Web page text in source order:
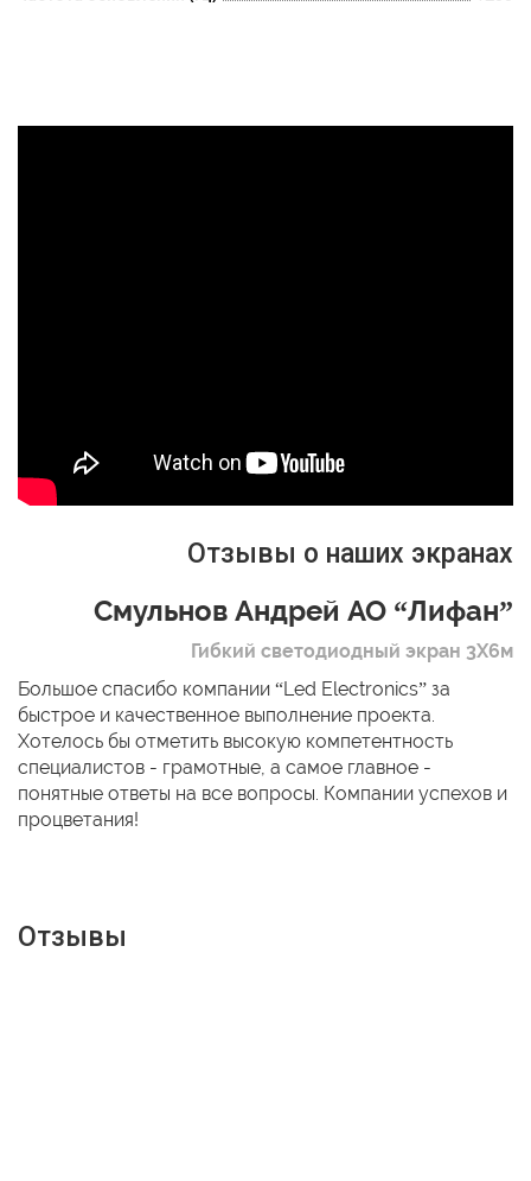
Отзывы о наших экранах
Смульнов Андрей АО “Лифан”
Гибкий светодиодный экран 3Х6м
Большое спасибо компании “Led Electronics” за
быстрое и качественное выполнение проекта.
Хотелось бы отметить высокую компетентность
специалистов - грамотные, а самое главное -
понятные ответы на все вопросы. Компании успехов и
процветания!
Отзывы